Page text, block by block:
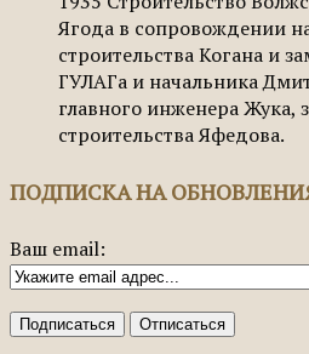
Ягода в сопровождении
строительства Когана и
ГУЛАГа и начальника
главного инженера Жука,
строительства Яфедова.
ПОДПИСКА НА
Ваш email: